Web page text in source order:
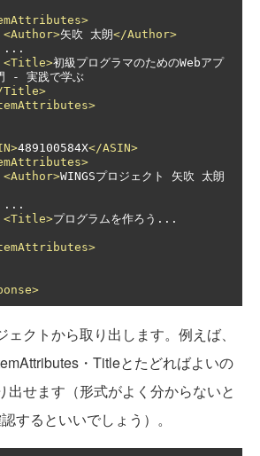
<Author>矢吹 太朗</Author>
<Title>初級プログラマのためのWebアプ
- 実践で学ぶ
Title>
489100584X</ASIN>
<Author>WINGSプロジェクト 矢吹 太朗
<Title>プログラムを作ろう...
クトから取り出します。例えば、
・Titleとたどればよいの
出せます（形式がよく分からないと
するといいでしょう）。